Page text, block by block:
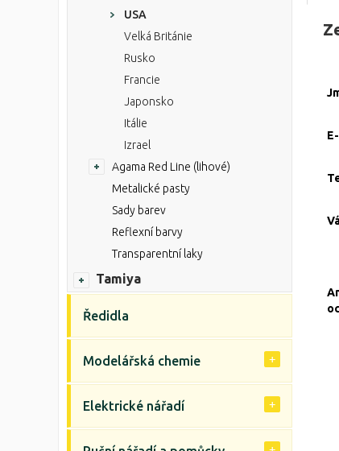
USA
Velká Británie
Rusko
Francie
Japonsko
Itálie
Izrael
Agama Red Line (lihové)
Metalické pasty
Sady barev
Reflexní barvy
Transparentní laky
Tamiya
Ředidla
Modelářská chemie
Elektrické nářadí